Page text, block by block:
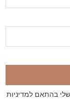
בהתאם למדיניות